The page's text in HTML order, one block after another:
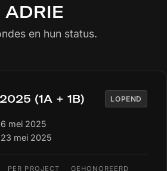
en hun status.
(1A + 1B) LOPEND
6 mei 2025
23 mei 2025
PER PROJECT GEHONOREERD